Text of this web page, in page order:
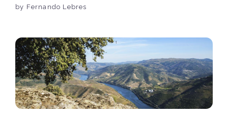
by Fernando Lebres